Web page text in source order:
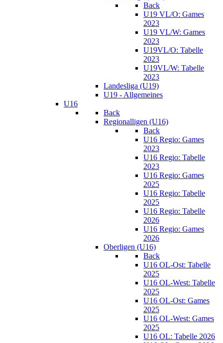
Back
U19 VL/O: Games
2023
U19 VL/W: Games
2023
U19VL/O: Tabelle
2023
U19VL/W: Tabelle
2023
Landesliga (U19)
U19 - Allgemeines
U16
Back
Regionalligen (U16)
Back
U16 Regio: Games
2023
U16 Regio: Tabelle
2023
U16 Regio: Games
2025
U16 Regio: Tabelle
2025
U16 Regio: Tabelle
2026
U16 Regio: Games
2026
Oberligen (U16)
Back
U16 OL-Ost: Tabelle
2025
U16 OL-West: Tabelle
2025
U16 OL-Ost: Games
2025
U16 OL-West: Games
2025
U16 OL: Tabelle 2026